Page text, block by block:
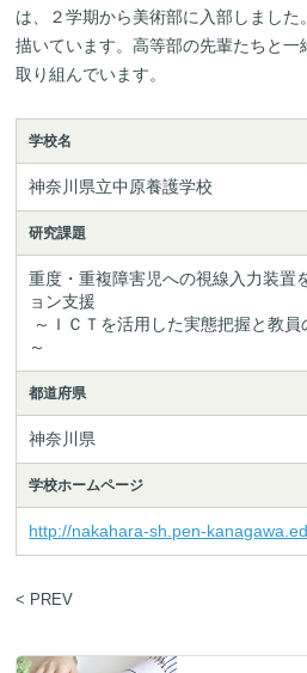
は、２学期から美術部に入部しまし
描いています。高等部の先輩たちと
取り組んでいます。
学校名
神奈川県立中原養護学校
研究課題
重度・重複障害児への視線入力装置
ョン支援
～
都道府県
神奈川県
学校ホームページ
http://nakahara-sh.pen-
< PREV